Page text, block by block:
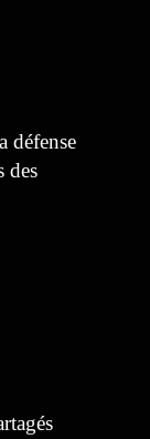
défense
des